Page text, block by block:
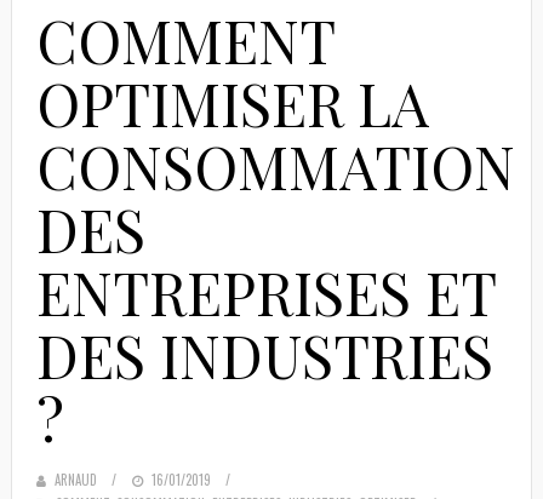
COMMENT
OPTIMISER LA
CONSOMMATION
DES
ENTREPRISES ET
DES INDUSTRIES
?
ARNAUD
POSTED
16/01/2019